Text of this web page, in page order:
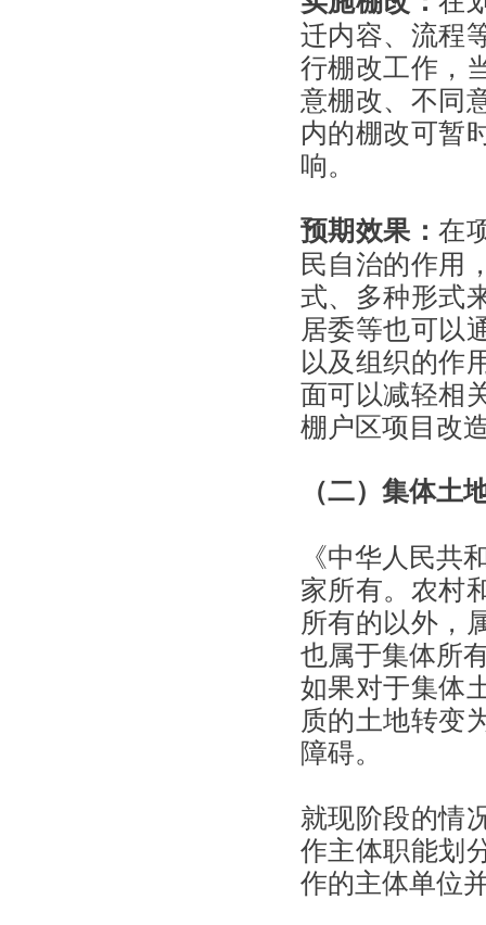
迁内容、流程
行棚改工作，
意棚改、不同
内的棚改可暂
响。
预期效果： 在
民自治的作用
式、多种形式
居委等也可以
以及组织的作
面可以减轻相
棚户区项目改
（二）集体土
《中华人民共
家所有。农村
所有的以外，
也属于集体所
如果对于集体
质的土地转变
障碍。
就现阶段的情
作主体职能划
作的主体单位